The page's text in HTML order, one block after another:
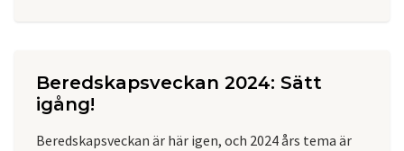
Beredskapsveckan 2024: Sätt
igång!
Beredskapsveckan är här igen, och 2024 års tema är